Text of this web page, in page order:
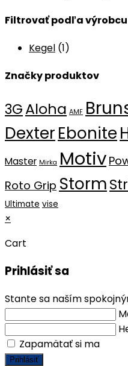
Filtrovať podľa výrobcu
Kegel (1)
Značky produktov
3GAloha AMF
DexterEbonite
Master Mirka Motiv
Roto Grip Storm
Ultimate vise
×
Cart
Prihlásiť sa
Stante sa naším
Zapamätať si ma
Prihlásiť